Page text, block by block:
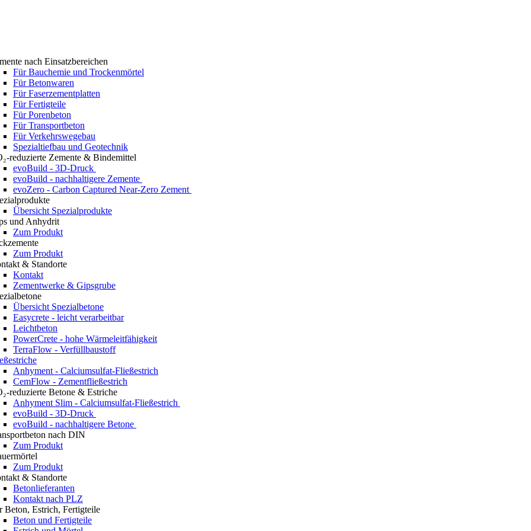
nach Einsatzbereichen
Für Bauchemie und Trockenmörtel
Für Betonwaren
Für Faserzementplatten
Für Fertigteile
Für Porenbeton
Für Transportbeton
Für Verkehrswegebau
Spezialtiefbau und Geotechnik
reduzierte Zemente & Bindemittel
evoBuild - 3D-Druck
evoBuild - nachhaltigere Zemente
evoZero - Carbon Captured Near-Zero Zement
Übersicht Spezialprodukte
und Anhydrit
Zum Produkt
Zum Produkt
& Standorte
Kontakt
Zementwerke & Gipsgrube
Übersicht Spezialbetone
Easycrete - leicht verarbeitbar
Leichtbeton
PowerCrete - hohe Wärmeleitfähigkeit
TerraFlow - Verfüllbaustoff
Anhyment - Calciumsulfat-Fließestrich
CemFlow - Zementfließestrich
reduzierte Betone & Estriche
Anhyment Slim - Calciumsulfat-Fließestrich
evoBuild - 3D-Druck
evoBuild - nachhaltigere Betone
nach DIN
Zum Produkt
Zum Produkt
& Standorte
Betonlieferanten
Kontakt nach PLZ
Beton, Estrich, Fertigteile
Beton und Fertigteile